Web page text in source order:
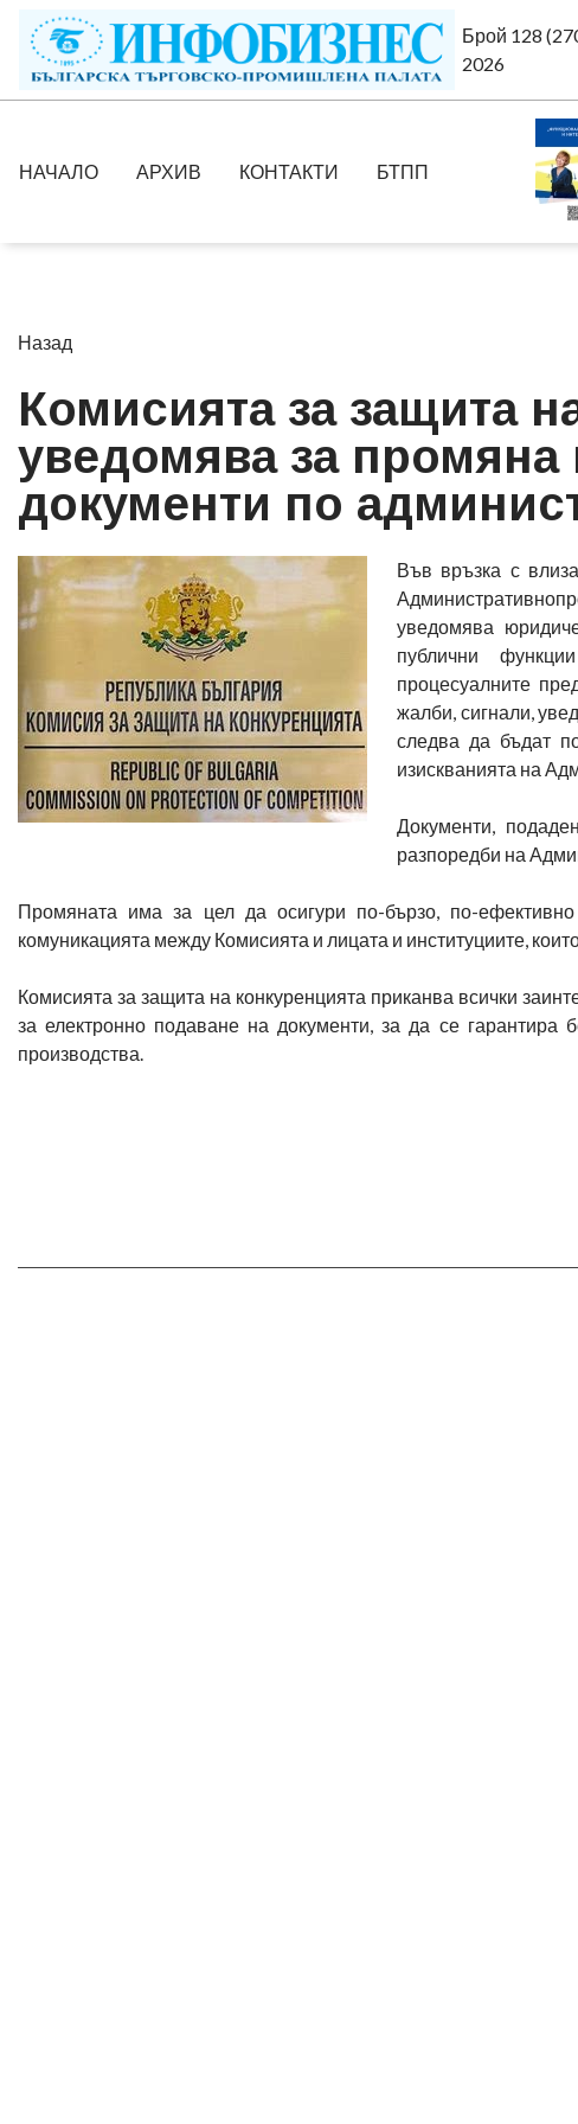
Брой 128
2026
НАЧАЛО АРХИВ КОНТАКТИ БТПП
Назад
Комисията за защита
уведомява за промяна
документи по
Във връзка с
уведомява
публични
процесуалните
жалби, сигнали,
следва да бъдат
изискванията на
Документи,
разпоредби на
Промяната има за цел да осигури по-бързо, по-
комуникацията между Комисията и лицата и институциите,
Комисията за защита на конкуренцията приканва всички
за електронно подаване на документи, за да се гарантира
производства.